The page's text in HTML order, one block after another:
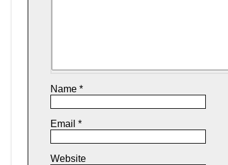
Name *
Email *
Website